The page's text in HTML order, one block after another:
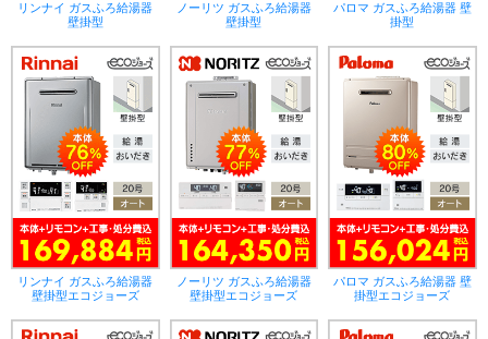
リンナイ ガスふろ給湯器
壁掛型
ノーリツ ガスふろ給湯器
壁掛型
パロマ ガスふろ給湯器 壁
掛型
リンナイ ガスふろ給湯器
壁掛型エコジョーズ
ノーリツ ガスふろ給湯器
壁掛型エコジョーズ
パロマ ガスふろ給湯器 壁
掛型エコジョーズ